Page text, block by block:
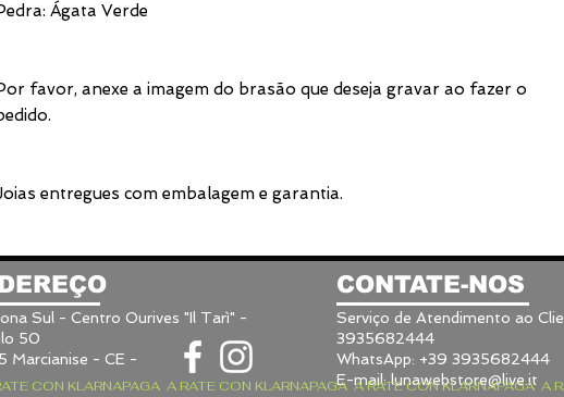
Ágata Verde
favor, anexe a imagem do brasão que deseja gravar ao fazer o
entregues com embalagem e garantia.
Sul - Centro Ourives "Il Tarì" -
50
Marcianise - CE -
CONTATE-NOS
Serviço de Atendimento ao
3935682444
WhatsApp: +39 3935682444
E-mail:lunawebstore@live.it